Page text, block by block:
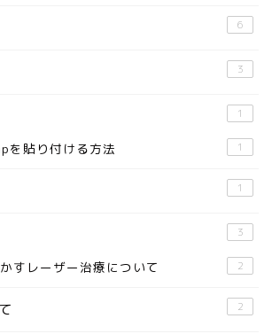
6
3
1
を貼り付ける方法 1
1
3
すレーザー治療について 2
2